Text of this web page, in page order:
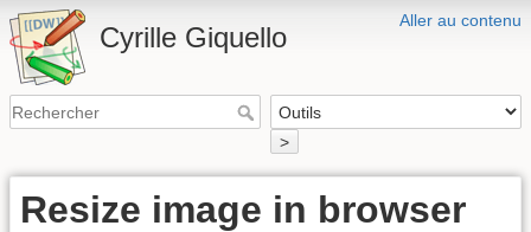
Aller au contenu
Cyrille Giquello
>
Resize image in browser